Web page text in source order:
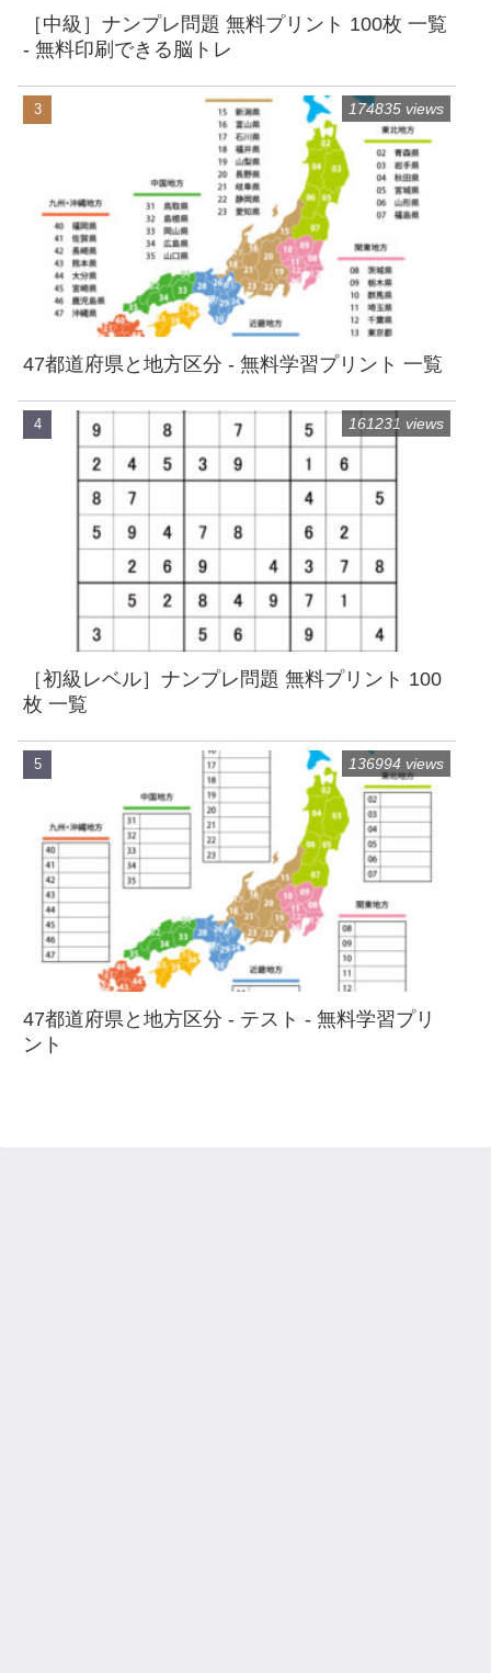
［中級］ナンプレ問題 無料プリント 100枚 一覧
- 無料印刷できる脳トレ
47都道府県と地方区分 - 無料学習プリント 一覧
174835 views
［初級レベル］ナンプレ問題 無料プリント 100
枚 一覧
161231 views
47都道府県と地方区分 - テスト - 無料学習プリ
ント
136994 views